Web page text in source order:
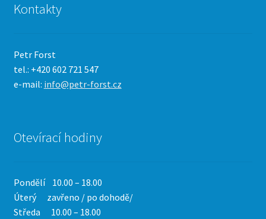
Kontakty
Petr Forst
tel.: +420 602 721 547
e-mail: info@petr-forst.cz
Otevírací hodiny
Pondělí 10.00 – 18.00
Úterý zavřeno / po dohodě/
Středa 10.00 – 18.00